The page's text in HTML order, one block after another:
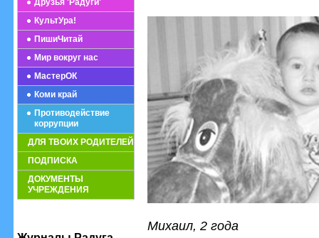
Друзья 'Радуги'
КультУра!
ПишиЧитай
Мир вокруг нас
МастерОК
Коми край
Противодействие
коррупции
ДЛЯ ТВОИХ РОДИТЕЛЕЙ
ПОДПИСКА
ДОКУМЕНТЫ
УЧРЕЖДЕНИЯ
Михаил, 2 года